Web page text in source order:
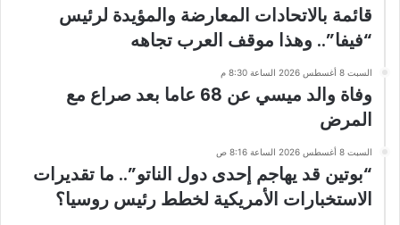
قائمة بالاتحادات المعارضة والمؤيدة لرئيس
“فيفا”.. وهذا موقف العرب تجاهه
السبت 8 أغسطس 2026 الساعة 8:30 م
وفاة والد ميسي عن 68 عاما بعد صراع مع
المرض
السبت 8 أغسطس 2026 الساعة 8:16 ص
“بوتين قد يهاجم إحدى دول الناتو”.. ما تقديرات
الاستخبارات الأمريكية لخطط رئيس روسيا؟